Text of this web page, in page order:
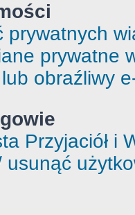
prywatnych
prywatne
obraźliwy
Przyjaciół i